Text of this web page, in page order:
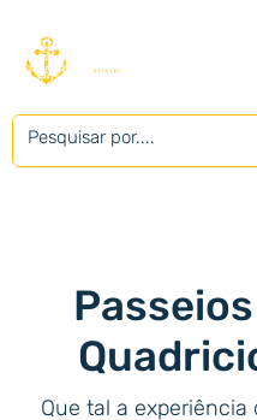
Que tal a experiência